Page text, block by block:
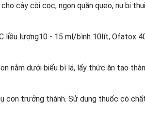
cây còi cọc, ngọn quăn queo, nụ bị
liều lượng10 - 15 ml/bình 10lít, Ofatox
nằm dưới biểu bì lá, lấy thức ăn tạo
con trưởng thành. Sử dụng thuốc có